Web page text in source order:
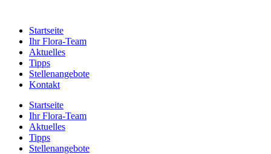
Startseite
Ihr Flora-Team
Aktuelles
Tipps
Stellenangebote
Kontakt
Startseite
Ihr Flora-Team
Aktuelles
Tipps
Stellenangebote